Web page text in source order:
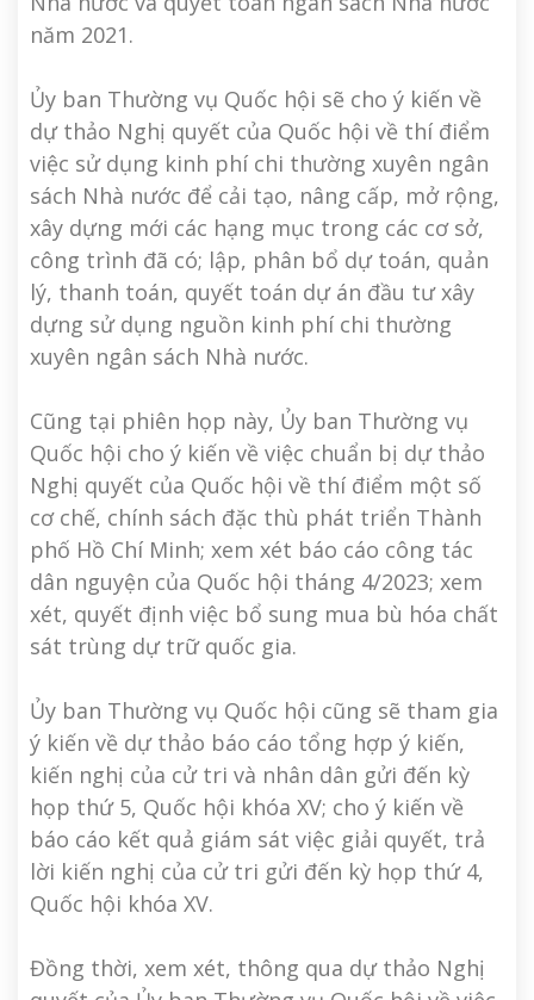
năm 2021.
Ủy ban Thường vụ Quốc hội sẽ cho ý kiến về
dự thảo Nghị quyết của Quốc hội về thí điểm
việc sử dụng kinh phí chi thường xuyên ngân
sách Nhà nước để cải tạo, nâng cấp, mở rộng,
xây dựng mới các hạng mục trong các cơ sở,
công trình đã có; lập, phân bổ dự toán, quản
lý, thanh toán, quyết toán dự án đầu tư xây
dựng sử dụng nguồn kinh phí chi thường
xuyên ngân sách Nhà nước.
Cũng tại phiên họp này, Ủy ban Thường vụ
Quốc hội cho ý kiến về việc chuẩn bị dự thảo
Nghị quyết của Quốc hội về thí điểm một số
cơ chế, chính sách đặc thù phát triển Thành
phố Hồ Chí Minh; xem xét báo cáo công tác
dân nguyện của Quốc hội tháng 4/2023; xem
xét, quyết định việc bổ sung mua bù hóa chất
sát trùng dự trữ quốc gia.
Ủy ban Thường vụ Quốc hội cũng sẽ tham gia
ý kiến về dự thảo báo cáo tổng hợp ý kiến,
kiến nghị của cử tri và nhân dân gửi đến kỳ
họp thứ 5, Quốc hội khóa XV; cho ý kiến về
báo cáo kết quả giám sát việc giải quyết, trả
lời kiến nghị của cử tri gửi đến kỳ họp thứ 4,
Quốc hội khóa XV.
Đồng thời, xem xét, thông qua dự thảo Nghị